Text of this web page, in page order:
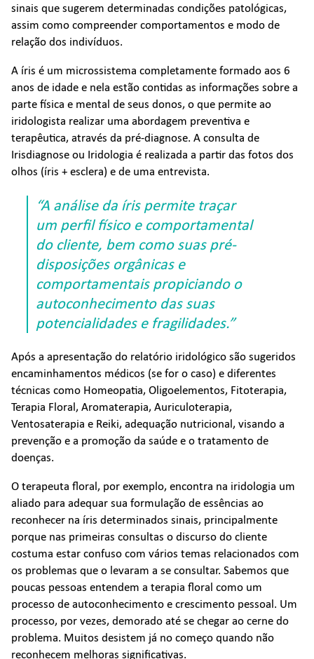
sinais que sugerem determinadas condições patológicas,
assim como compreender comportamentos e modo de
relação dos indivíduos.
A íris é um microssistema completamente formado aos 6
anos de idade e nela estão contidas as informações sobre a
parte física e mental de seus donos, o que permite ao
iridologista realizar uma abordagem preventiva e
terapêutica, através da pré-diagnose. A consulta de
Irisdiagnose ou Iridologia é realizada a partir das fotos dos
olhos (íris + esclera) e de uma entrevista.
“A análise da íris permite traçar
um perfil físico e comportamental
do cliente, bem como suas pré-
disposições orgânicas e
comportamentais propiciando o
autoconhecimento das suas
potencialidades e fragilidades.”
Após a apresentação do relatório iridológico são sugeridos
encaminhamentos médicos (se for o caso) e diferentes
técnicas como Homeopatia, Oligoelementos, Fitoterapia,
Terapia Floral, Aromaterapia, Auriculoterapia,
Ventosaterapia e Reiki, adequação nutricional, visando a
prevenção e a promoção da saúde e o tratamento de
doenças.
O terapeuta floral, por exemplo, encontra na iridologia um
aliado para adequar sua formulação de essências ao
reconhecer na íris determinados sinais, principalmente
porque nas primeiras consultas o discurso do cliente
costuma estar confuso com vários temas relacionados com
os problemas que o levaram a se consultar. Sabemos que
poucas pessoas entendem a terapia floral como um
processo de autoconhecimento e crescimento pessoal. Um
processo, por vezes, demorado até se chegar ao cerne do
problema. Muitos desistem já no começo quando não
reconhecem melhoras significativas.